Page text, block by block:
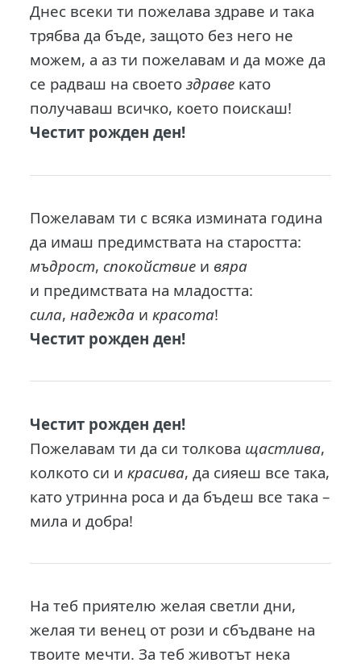
Днес всеки ти пожелава здраве и така
трябва да бъде, защото без него не
можем, а аз ти пожелавам и да може да
се радваш на своетоздраве като
получаваш всичко, което поискаш!
Честит рожден ден!
Пожелавам ти с всяка измината година
да имаш предимствата на старостта:
мъдрост, спокойствие и вяра
и предимствата на младостта:
сила,надежда икрасота!
Честит рожден ден!
Честит рожден ден!
Пожелавам ти да си толкова щастлива,
колкото си икрасива, да сияеш все така,
като утринна роса и да бъдеш все така –
мила и добра!
На теб приятелю желая светли дни,
желая ти венец от рози и сбъдване на
твоите мечти. За теб животът нека